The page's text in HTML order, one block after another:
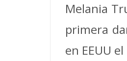
Melania
primera
en EEUU